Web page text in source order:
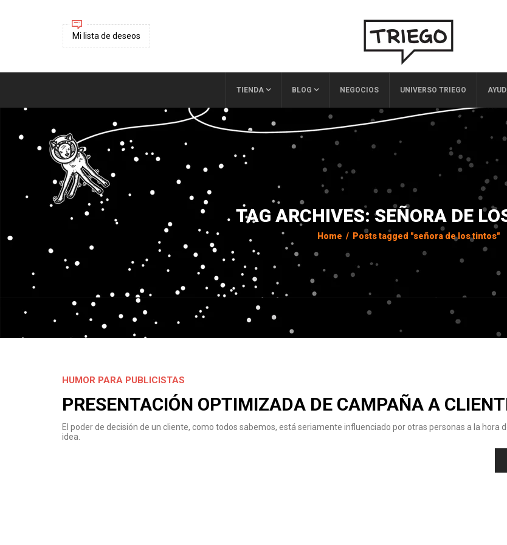
Mi lista de deseos
TIENDA BLOG NEGOCIOS UNIVERSO TRIEGO
TAG ARCHIVES: SEÑORA DE
Home / Posts tagged "señora de los tintos"
HUMOR PARA PUBLICISTAS
PRESENTACIÓN OPTIMIZADA DE CAMPAÑA A
El poder de decisión de un cliente, como todos sabemos, está seriamente influenciado por otras personas a la hora
idea.